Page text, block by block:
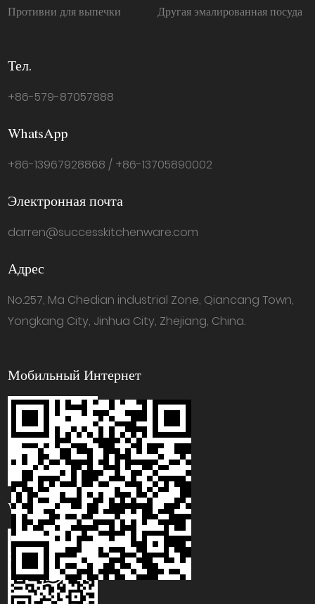
Противни для выпечки
Другая эмалированная посуда
Тел.
+86-579-87057888
WhatsApp
+86-13967928868 / +86-13705890002
Электронная почта
darren@successkitchenware.com
Адрес
No.257, Ma Chedian industrial Zone, Qiancang Town,
Yongkang City, Jinhua City, Zhejiang, China.
Мобильный Интернет
WhatsApp